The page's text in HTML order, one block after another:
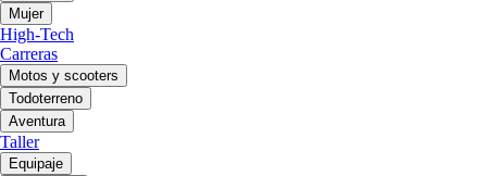
Mujer
High-Tech
Carreras
Motos y scooters
Todoterreno
Aventura
Taller
Equipaje